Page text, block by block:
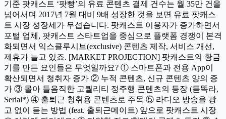
기준 팟캐스트 ‘팟빵’의 유료 콘텐츠 결제 건수는 월 35만 건을
넘어서며 2017년 7월 대비 9배 성장한 것을 보면 유료 팟캐스
트 시장 성장세가 무섭습니다. 팟캐스트 이용자가 증가하면서
포털 업체, 팟캐스트 스타트업을 중심으로 플랫폼 경쟁이 본격
화되면서 익스클루시브(exclusive) 콘텐츠 제작, 서비스 개선,
제휴가 늘고 있죠. [MARKET PROJECTION] 팟캐스트의 황금
기를 만든 요인들은 무엇일까요? ① 스마트폰과 전용 App이
확산되면서 청취자 증가 ② 누적 콘텐츠, 신규 콘텐츠 양의 증
가 ③ 몰아 들음직한 고퀄리티 정주행 콘텐츠의 등장 (듣똑라,
Serial*) ④ 출퇴근 청취용 콘텐츠로 주목 ⑤ 라디오 방송을 광
고 없이 듣는 방법 (feat. 출퇴근메이트) 앞으로 팟캐스트 시장